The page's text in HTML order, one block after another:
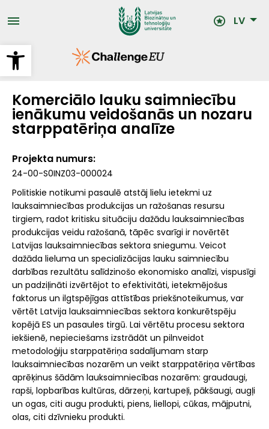
Open toolbar
uz
galveno LV
Komerciālo lauku saimniecību
ienākumu veidošanās un nozaru
starppatēriņa analīze
Projekta numurs
24-00-S0INZ03-000024
Politiskie notikumi pasaulē atstāj lielu ietekmi uz
lauksaimniecības produkcijas un ražošanas resursu
tirgiem, radot kritisku situāciju dažādu lauksaimniecības
produkcijas veidu ražošanā, tāpēc svarīgi ir novērtēt
Latvijas lauksaimniecības sektora sniegumu. Veicot
dažāda lieluma un specializācijas lauku saimniecību
darbības rezultātu salīdzinošo ekonomisko analīzi, vispusīgi
un padziļināti izvērtējot to efektivitāti, ietekmējošus
faktorus un ilgtspējīgas attīstības priekšnoteikumus, var
vērtēt Latvija lauksaimniecības sektora konkurētspēju
kopējā ES un pasaules tirgū. Lai vērtētu procesu sektora
iekšienē, nepieciešams izstrādāt un pilnveidot
metodoloģiju starppatēriņa sadalījumam starp
lauksaimniecības nozarēm un veikt starppatēriņa vērtības
aprēķinus šādām lauksaimniecības nozarēm: graudaugi,
rapši, lopbarības kultūras, dārzeņi, kartupeļi, pākšaugi, augļi
un ogas, citi augu produkti, piens, liellopi, cūkas, mājputni,
olas, citi dzīvnieku produkti.